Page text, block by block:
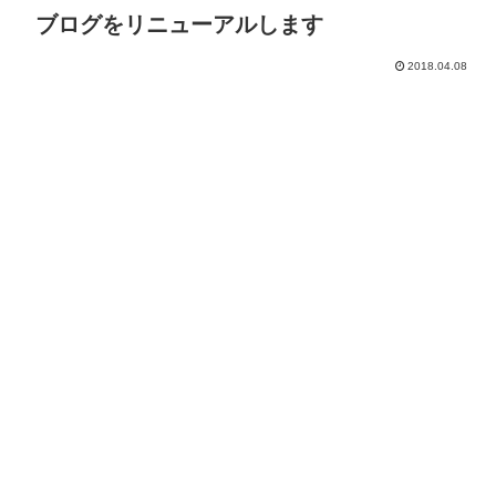
ブログをリニューアルします
2018.04.08